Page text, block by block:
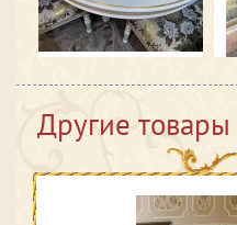
Другие товары